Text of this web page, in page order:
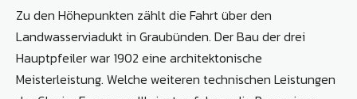
Zu den Höhepunkten zählt die Fahrt über den
Landwasserviadukt in Graubünden. Der Bau der drei
Hauptpfeiler war 1902 eine architektonische
Meisterleistung. Welche weiteren technischen Leistungen